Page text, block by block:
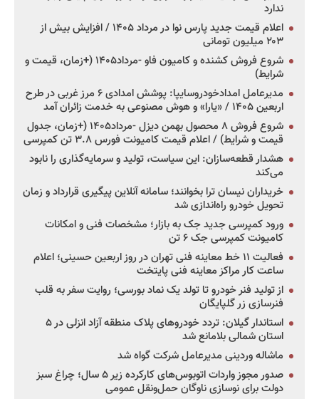
ندارد
اعلام قیمت جدید پارس نوا در مرداد ۱۴۰۵ / افزایش بیش از
۲۰۳ میلیون تومانی
شروع فروش کشنده و کامیون فاو -مرداد۱۴۰۵ (+زمان، قیمت و
شرایط)
مدیرعامل امدادخودروسایپا: پوشش امدادی ۶ مرز غربی در طرح
اربعین ۱۴۰۵ / «یارا» و هوش مصنوعی به خدمت زائران آمد
شروع فروش ۸ محصول بهمن دیزل -مرداد۱۴۰۵ (+زمان، جدول
قیمت و شرایط) / اعلام قیمت کامیونت فورس ۳.۸ تن کمپرسی
هشدار قطعه‌سازان: این سیاست، تولید و سرمایه‌گذاری را نابود
می‌کند
خریداران نیسان ترا بخوانند؛ سامانه آنلاین پیگیری قرارداد و زمان
تحویل خودرو راه‌اندازی شد
ورود کمپرسی جدید جک به بازار؛ مشخصات فنی و امکانات
کامیونت کمپرسی جک ۶ تن
فعالیت ۱۱ خط معاینه فنی تهران در روز اربعین حسینی؛ اعلام
ساعت کار مراکز معاینه فنی پایتخت
از تولید فنر خودرو تا تولد یک نماد بورسی؛ روایت سفر به قلب
فنرسازی زر گلپایگان
استاندار گیلان: تردد خودروهای پلاک منطقه آزاد انزلی در ۵
استان شمالی بلامانع شد
ماشاله وردینی مدیرعامل شرکت گواه شد
صدور مجوز واردات اتوبوس‌های کارکرده زیر ۵ سال؛ چراغ سبز
دولت برای نوسازی ناوگان حمل‌ونقل عمومی